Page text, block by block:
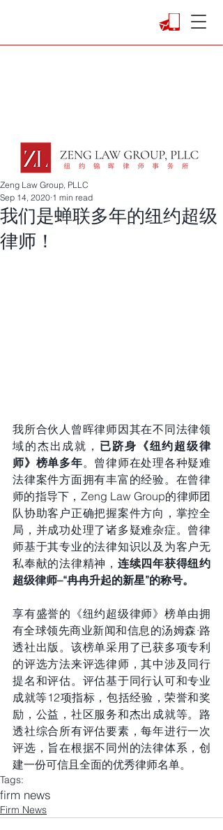
我们是蝉联多年的纽约超级
律师！
Zeng Law Group, PLLC
Sep 14, 2020 1 min read
我所合伙人曾晖律师因其在不同法律领
域的杰出成就， 已跻身《纽约超级律
师》榜单多年。 曾律师在处理各种疑难
法律案件方面拥有丰富的经验。在曾律
师的指导下，Zeng Law Group的律师团
队协助客户正确把握案件方向，掌控全
局，并成功处理了诸多疑难杂症。曾律
师基于其专业的法律知识以及为客户无
私奉献的法律精神， 连续四年获得纽约
超级律师–“冉冉升起的新星”的称号。
享有盛誉的《纽约超级律师》榜单由拥
有全球领先商业新闻和信息的汤姆森·路
透社出版。该榜单采用了已获多项专利
的评选方法来评选律师，其中涉及同行
提名和评估。评估基于同行认可和专业
成就等12项指标，包括经验，荣誉和奖
励，公益，社区服务和杰出成就等。路
透社综合所有评估要素，每年进行一次
评选，旨在根据不同州的法律体系，创
建一份可信且全面的优秀律师名单。
Tags:
firm news
Firm News